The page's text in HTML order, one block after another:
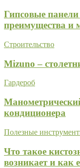
Гипсовые
преимущества и
Строительство
Mizuno –
Гардероб
кондиционера
Полезные
Что такое
возникает и как